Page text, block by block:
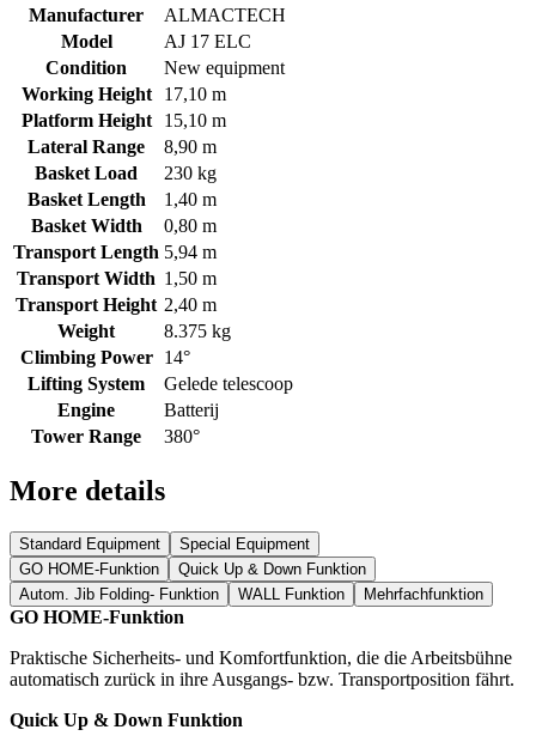
Manufacturer
ALMACTECH
Model
AJ 17 ELC
Condition
New equipment
Working Height
17,10 m
Platform Height
15,10 m
Lateral Range
8,90 m
Basket Load
230 kg
Basket Length
1,40 m
Basket Width
0,80 m
Transport Length 5,94 m
Transport Width 1,50 m
Transport Height 2,40 m
Weight
8.375 kg
Climbing Power
14°
Lifting System
Gelede telescoop
Engine
Batterij
Tower Range
380°
More details
Standard Equipment
Special Equipment
GO HOME-Funktion
Quick Up & Down Funktion
Autom. Jib Folding- Funktion
WALL Funktion Mehrfachfunktion
GO HOME-Funktion
Praktische Sicherheits- und Komfortfunktion, die die Arbeitsbühne
automatisch zurück in ihre Ausgangs- bzw. Transportposition fährt.
Quick Up & Down Funktion